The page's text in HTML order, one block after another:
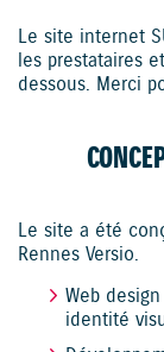
Le site internet
les prestataires
dessous. Merci
Le site a été
Rennes Versio.
Web
identité